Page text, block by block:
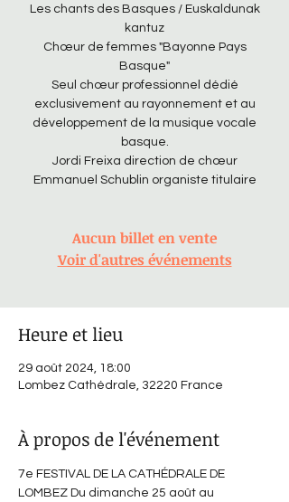
Les chants des Basques / Euskaldunak
kantuz
Chœur de femmes "Bayonne Pays
Basque"
Seul chœur professionnel dédié
exclusivement au rayonnement et au
développement de la musique vocale
basque.
Jordi Freixa direction de chœur
Emmanuel Schublin organiste titulaire
Aucun billet en vente
Voir d'autres événements
Heure et lieu
29 août 2024, 18:00
Lombez Cathédrale, 32220 France
À propos de l'événement
7e FESTIVAL DE LA CATHÉDRALE DE
LOMBEZ Du dimanche 25 août au